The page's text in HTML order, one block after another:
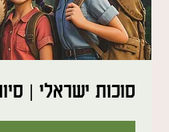
סוכות ישראלי |